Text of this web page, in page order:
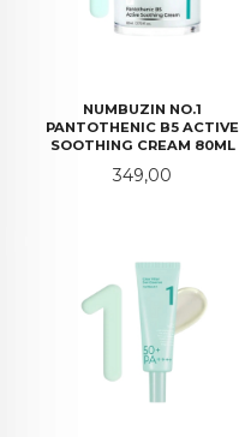
NUMBUZIN NO.1
PANTOTHENIC B5 ACTIVE
SOOTHING CREAM 80ML
Pris
349,00